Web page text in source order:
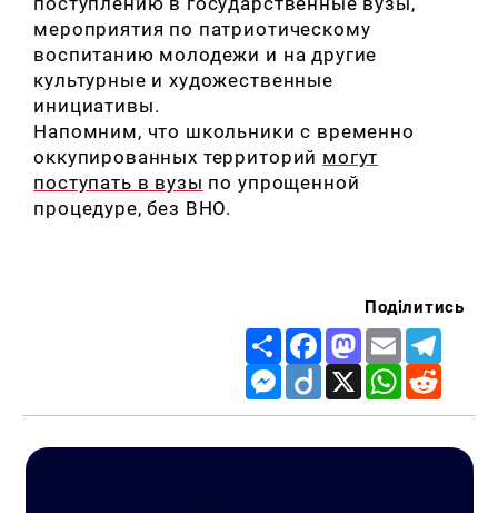
мероприятия по патриотическому
воспитанию молодежи и на другие
культурные и художественные
инициативы.
Напомним, что школьники с временно
оккупированных территорий могут
поступать в вузы по упрощенной
процедуре, без ВНО.
Поділитись
Share FacebookMastodon
Email
Messenger
Diigo X WhatsApp